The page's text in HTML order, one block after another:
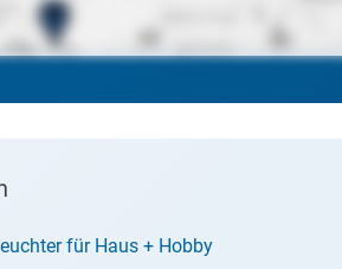
für Haus + Hobby